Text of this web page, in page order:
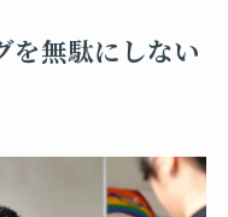
を無駄にしない